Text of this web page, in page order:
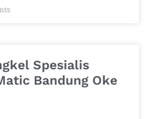
Spesialis
Bandung Oke